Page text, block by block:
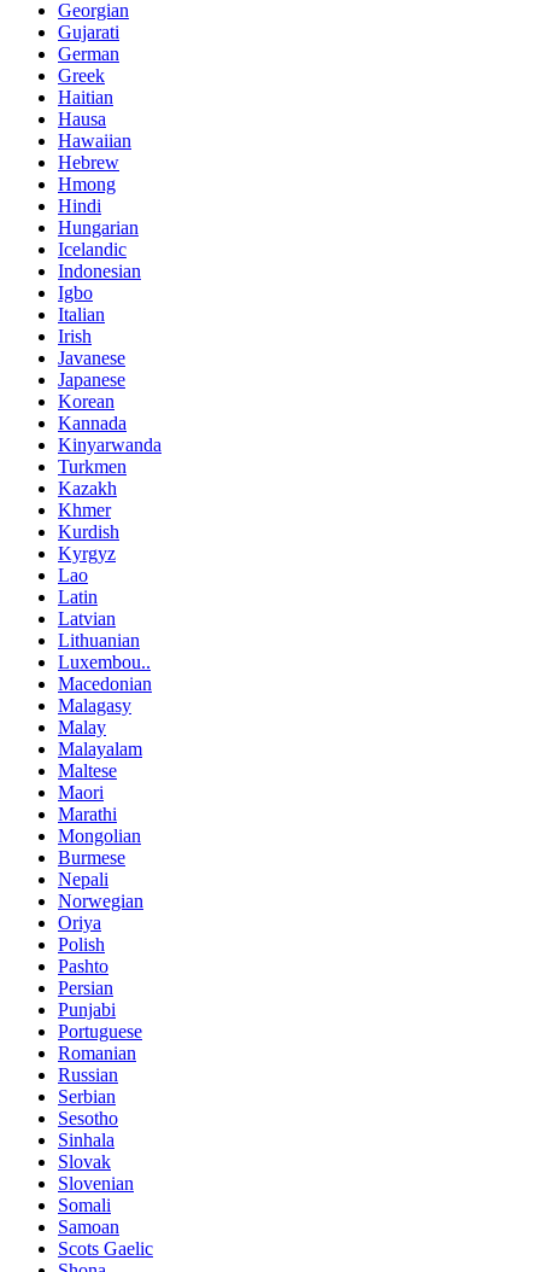
Georgian
Gujarati
German
Greek
Haitian
Hausa
Hawaiian
Hebrew
Hmong
Hindi
Hungarian
Icelandic
Indonesian
Igbo
Italian
Irish
Javanese
Japanese
Korean
Kannada
Kinyarwanda
Turkmen
Kazakh
Khmer
Kurdish
Kyrgyz
Lao
Latin
Latvian
Lithuanian
Luxembou..
Macedonian
Malagasy
Malay
Malayalam
Maltese
Maori
Marathi
Mongolian
Burmese
Nepali
Norwegian
Oriya
Polish
Pashto
Persian
Punjabi
Portuguese
Romanian
Russian
Serbian
Sesotho
Sinhala
Slovak
Slovenian
Somali
Samoan
Scots Gaelic